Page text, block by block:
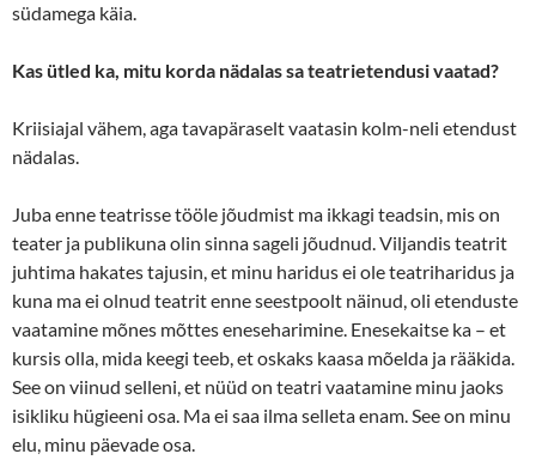
südamega käia.
Kas ütled ka, mitu korda nädalas sa teatrietendusi vaatad?
Kriisiajal vähem, aga tavapäraselt vaatasin kolm-neli etendust
nädalas.
Juba enne teatrisse tööle jõudmist ma ikkagi teadsin, mis on
teater ja publikuna olin sinna sageli jõudnud. Viljandis teatrit
juhtima hakates tajusin, et minu haridus ei ole teatriharidus ja
kuna ma ei olnud teatrit enne seestpoolt näinud, oli etenduste
vaatamine mõnes mõttes eneseharimine. Enesekaitse ka – et
kursis olla, mida keegi teeb, et oskaks kaasa mõelda ja rääkida.
See on viinud selleni, et nüüd on teatri vaatamine minu jaoks
isikliku hügieeni osa. Ma ei saa ilma selleta enam. See on minu
elu, minu päevade osa.